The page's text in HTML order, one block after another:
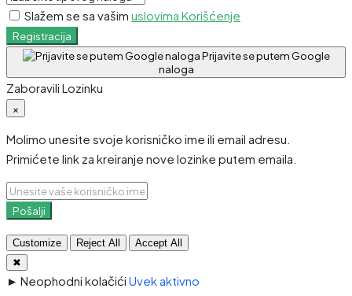
Slažem se sa vašim uslovima Korišćenje
Registracija
Prijavite se putem Google
naloga
Zaboravili Lozinku
×
Molimo unesite svoje korisničko ime ili email adresu.
Primićete link za kreiranje nove lozinke putem emaila.
Pošalji
Customize Reject All
Accept All
✖
► Neophodni kolačići Uvek aktivno